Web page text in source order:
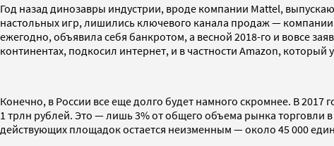
Год назад динозавры индустрии, вроде компании Mattel,
настольных игр, лишились ключевого канала продаж — компании
ежегодно, объявила себя банкротом, а весной 2018-го и вовсе
континентах, подкосил интернет, и в частности Amazon,
Конечно, в России все еще долго будет намного скромнее. В
1 трлн рублей. Это — лишь 3% от общего объема рынка торговли
действующих площадок остается неизменным — около 45 000